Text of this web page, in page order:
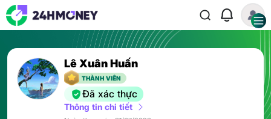
Lê Xuân Huấn
THÀNH VIÊN
Đã xác thực
Thông tin chi tiết